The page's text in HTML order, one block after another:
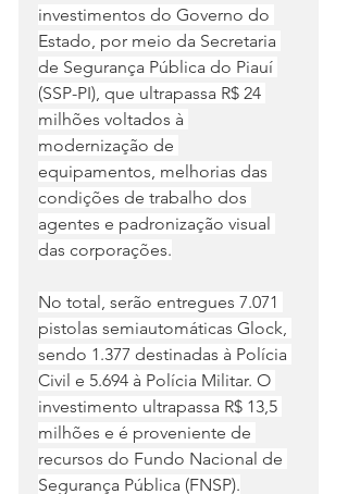
investimentos do Governo do
Estado, por meio da Secretaria
de Segurança Pública do Piauí
(SSP-PI), que ultrapassa R$ 24
milhões voltados à
modernização de
equipamentos, melhorias das
condições de trabalho dos
agentes e padronização visual
das corporações.
No total, serão entregues 7.071
pistolas semiautomáticas Glock,
sendo 1.377 destinadas à Polícia
Civil e 5.694 à Polícia Militar. O
investimento ultrapassa R$ 13,5
milhões e é proveniente de
recursos do Fundo Nacional de
Segurança Pública (FNSP).